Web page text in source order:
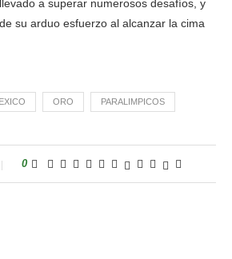
a superar numerosos desafíos, y
su arduo esfuerzo al alcanzar la cima
ORO PARALIMPICOS
0